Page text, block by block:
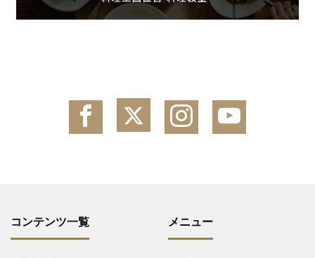
コンテンツ一覧 メニュー